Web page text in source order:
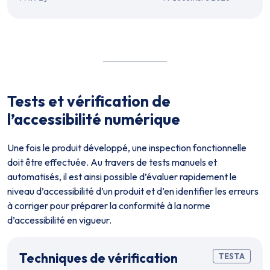
Tests et vérification de
l’accessibilité numérique
Une fois le produit développé, une inspection fonctionnelle
doit être effectuée. Au travers de tests manuels et
automatisés, il est ainsi possible d’évaluer rapidement le
niveau d’accessibilité d’un produit et d’en identifier les erreurs
à corriger pour préparer la conformité à la norme
d’accessibilité en vigueur.
TESTA
Techniques de vérification